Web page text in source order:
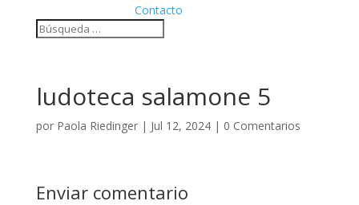
Contacto
ludoteca salamone 5
por Paola Riedinger| Jul 12, 2024| 0 Comentarios
Enviar comentario